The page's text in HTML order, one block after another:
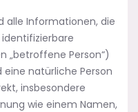
alle Informationen, die
„betroffene Person“)
eine natürliche Person
insbesondere
wie einem Namen,